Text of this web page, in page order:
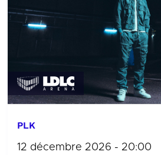
PLK
12 décembre 2026 - 20:00